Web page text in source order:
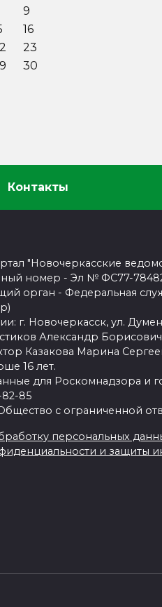
9
16
23
30
Контакты
"Новочеркасские
номер - Эл № ФС77-78482
орган - Федеральная
г. Новочеркасск, ул.
Александр Борисович
Казакова Марина
16 лет.
для Роскомнадзора и
82-85
с ограниченной
персональных
и защиты